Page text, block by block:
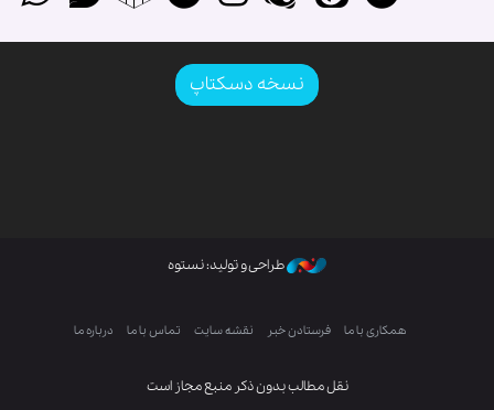
نسخه دسکتاپ
نقل مطالب بدون ذکر منبع مجاز است
طراحی و تولید: نستوه
همکاری با ما فرستادن خبر نقشه سایت تماس با ما درباره ما